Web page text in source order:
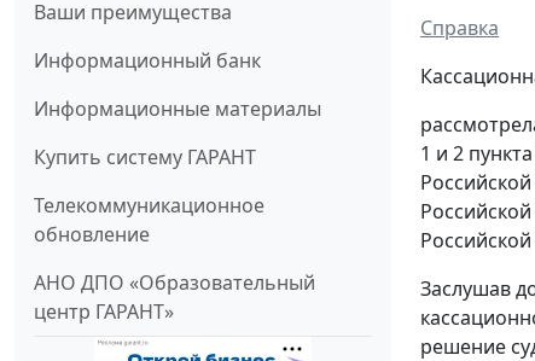
Ваши преимущества
Информационный банк
Информационные материалы
Купить систему ГАРАНТ
Телекоммуникационное
обновление
АНО ДПО «Образовательный
центр ГАРАНТ»
Справка
1 и 2
Заслушав
решение